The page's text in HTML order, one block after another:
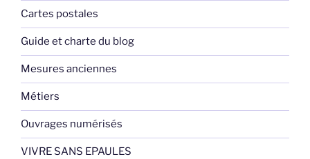
Cartes postales
Guide et charte du blog
Mesures anciennes
Métiers
Ouvrages numérisés
VIVRE SANS EPAULES